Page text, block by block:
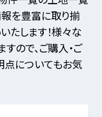
を豊富に取り揃
たします！様々な
ので、ご購入・ご
点についてもお気